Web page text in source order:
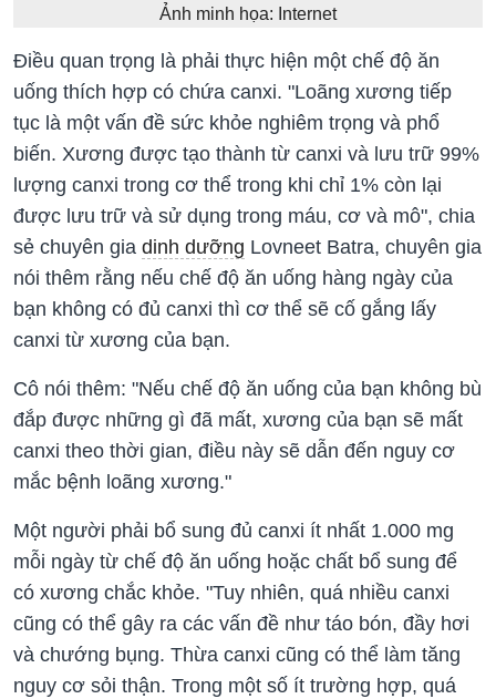
Ảnh minh họa: Internet
Điều quan trọng là phải thực hiện một chế độ ăn
uống thích hợp có chứa canxi. "Loãng xương tiếp
tục là một vấn đề sức khỏe nghiêm trọng và phổ
biến. Xương được tạo thành từ canxi và lưu trữ 99%
lượng canxi trong cơ thể trong khi chỉ 1% còn lại
được lưu trữ và sử dụng trong máu, cơ và mô", chia
sẻ chuyên gia dinh dưỡng Lovneet Batra, chuyên gia
nói thêm rằng nếu chế độ ăn uống hàng ngày của
bạn không có đủ canxi thì cơ thể sẽ cố gắng lấy
canxi từ xương của bạn.
Cô nói thêm: "Nếu chế độ ăn uống của bạn không bù
đắp được những gì đã mất, xương của bạn sẽ mất
canxi theo thời gian, điều này sẽ dẫn đến nguy cơ
mắc bệnh loãng xương."
Một người phải bổ sung đủ canxi ít nhất 1.000 mg
mỗi ngày từ chế độ ăn uống hoặc chất bổ sung để
có xương chắc khỏe. "Tuy nhiên, quá nhiều canxi
cũng có thể gây ra các vấn đề như táo bón, đầy hơi
và chướng bụng. Thừa canxi cũng có thể làm tăng
nguy cơ sỏi thận. Trong một số ít trường hợp, quá